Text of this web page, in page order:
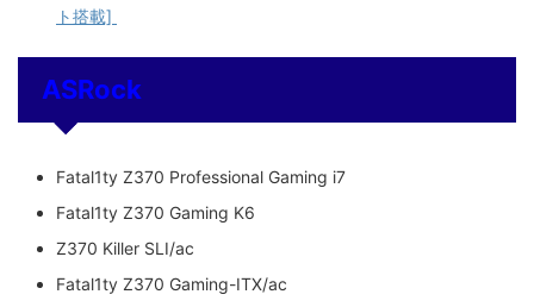
ト搭載]
ASRock
Fatal1ty Z370 Professional Gaming i7
Fatal1ty Z370 Gaming K6
Z370 Killer SLI/ac
Fatal1ty Z370 Gaming-ITX/ac